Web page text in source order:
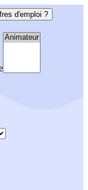
d'emploi ?